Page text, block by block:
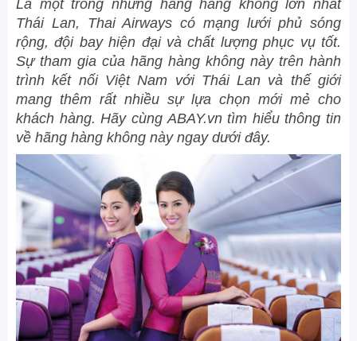
Là một trong những hãng hàng không lớn nhất
Thái Lan, Thai Airways có mạng lưới phủ sóng
rộng, đội bay hiện đại và chất lượng phục vụ tốt.
Sự tham gia của hãng hàng không này trên hành
trình kết nối Việt Nam với Thái Lan và thế giới
mang thêm rất nhiều sự lựa chọn mới mẻ cho
khách hàng. Hãy cùng ABAY.vn tìm hiểu thông tin
về hãng hàng không này ngay dưới đây.